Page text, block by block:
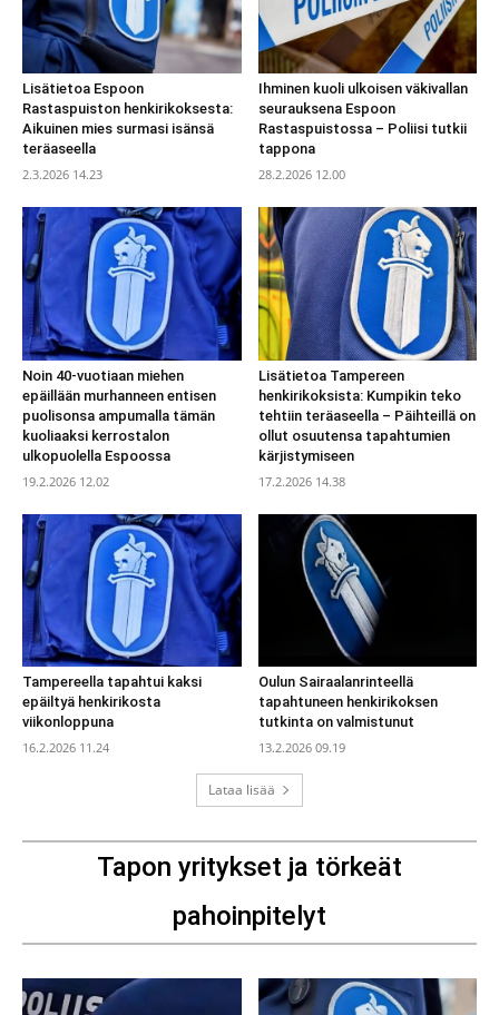
Lisätietoa Espoon
Rastaspuiston henkirikoksesta:
Aikuinen mies surmasi isänsä
teräaseella
2.3.2026 14.23
Ihminen kuoli ulkoisen väkivallan
seurauksena Espoon
Rastaspuistossa – Poliisi tutkii
tappona
28.2.2026 12.00
Noin 40-vuotiaan miehen
epäillään murhanneen entisen
puolisonsa ampumalla tämän
kuoliaaksi kerrostalon
ulkopuolella Espoossa
19.2.2026 12.02
Lisätietoa Tampereen
henkirikoksista: Kumpikin teko
tehtiin teräaseella – Päihteillä on
ollut osuutensa tapahtumien
kärjistymiseen
17.2.2026 14.38
Tampereella tapahtui kaksi
epäiltyä henkirikosta
viikonloppuna
16.2.2026 11.24
Oulun Sairaalanrinteellä
tapahtuneen henkirikoksen
tutkinta on valmistunut
13.2.2026 09.19
Lataa lisää
Tapon yritykset ja törkeät
pahoinpitelyt